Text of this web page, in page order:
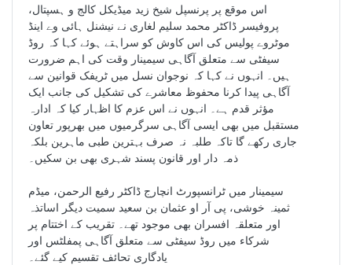
اس موقع پر پرنسپل شیخ زید میڈیکل کالج و ہسپتال،
پروفیسر ڈاکٹر محمد سلیم لغاری نے نیشنل ہائی وے اینڈ
موٹروے پولیس کی اس کاوش کو سراہتے ہوئے کہا کہ روڈ
سیفٹی سے متعلق آگاہی سیمینار وقت کی اہم ضرورت
ہیں۔ انہوں نے کہا کہ نوجوان نسل میں ٹریفک قوانین سے
آگاہی پیدا کرنا محفوظ معاشرے کی تشکیل کی جانب ایک
مؤثر قدم ہے۔ انہوں نے اس عزم کا اظہار کیا کہ ادارہ
مستقبل میں بھی ایسی آگاہی سرگرمیوں میں بھرپور تعاون
جاری رکھے گا تاکہ طلبہ نہ صرف بہترین طبی ماہرین بلکہ
ذمہ دار اور قانون پسند شہری بھی بن سکیں۔
سیمینار میں ٹرانسپورٹ انچارج ڈاکٹر رفیع الرحمن، میڈم
ثمینہ خوشی، پی آر او عثمان بن سعید سمیت دیگر اساتذہ
اور متعلقہ افسران بھی موجود تھے۔ تقریب کے اختتام پر
شرکاء میں روڈ سیفٹی سے متعلق آگاہی پمفلٹس اور
یادگاری تحائف تقسیم کیے گئے۔